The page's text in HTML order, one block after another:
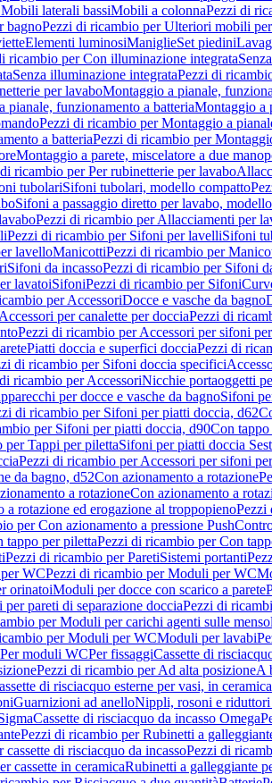
laterali bassiMobili a colonnaPezzi di
bagnoPezzi di ricambio per Ulteriori mobili
Elementi luminosiManiglieSet piedini
ricambio per Con illuminazione integrata
Senza illuminazione integrataPezzi di
per lavaboMontaggio a pianale,
funzionamento a batteriaMontaggio a
Pezzi di ricambio per Montaggio a
a batteriaPezzi di ricambio per
Montaggio a parete, miscelatore a due
ricambio per Per rubinetterie per lavabo
tubolariSifoni tubolari, modello compatto
Sifoni a passaggio diretto per lavabo,
Pezzi di ricambio per Allacciamenti per
Pezzi di ricambio per Sifoni per lavelliSifoni
lavelloManicottiPezzi di ricambio per
Sifoni da incassoPezzi di ricambio per Sifoni
lavatoiSifoniPezzi di ricambio per Sifoni
per AccessoriDocce e vasche da bagno
Accessori per canalette per docciaPezzi di
Pezzi di ricambio per Accessori per sifoni
Piatti doccia e superfici docciaPezzi di
di ricambio per Sifoni doccia specifici
ricambio per AccessoriNicchie portaoggetti
per docce e vasche da bagnoSifoni
di ricambio per Sifoni per piatti doccia, d62
per Sifoni per piatti doccia, d90Con
per Tappi per pilettaSifoni per piatti doccia
Pezzi di ricambio per Accessori per sifoni
da bagno, d52Con azionamento a rotazione
a rotazioneCon azionamento a
a rotazione ed erogazione al troppopienoPezzi
per Con azionamento a pressione
tappo per pilettaPezzi di ricambio per Con
Pezzi di ricambio per ParetiSistemi portanti
WCPezzi di ricambio per Moduli per WC
orinatoiModuli per docce con scarico a parete
per pareti di separazione docciaPezzi di
per Moduli per carichi agenti sulle
per Moduli per WCModuli per lavabi
Per moduli WCPer fissaggiCassette di
Pezzi di ricambio per Ad alta posizioneA
di risciacquo esterne per vasi, in ceramica
Guarnizioni ad anelloNippli, rosoni e
Cassette di risciacquo da incasso Omega
Pezzi di ricambio per Rubinetti a
di risciacquo da incassoPezzi di
cassette in ceramicaRubinetti a galleggiante